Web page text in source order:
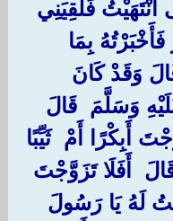
انْتَهَيْتُ فَلَقِيَنِي
بِمَا
وَقَدْ كَانَ
وَسَلَّمَ ‏ ‏قَالَ
أَبِكْرًا أَمْ ‏ ‏ثَيِّبًا
‏أَفَلَا تَزَوَّجْتَ
لَهُ يَا رَسُولَ